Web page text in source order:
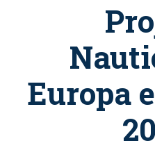
Europa